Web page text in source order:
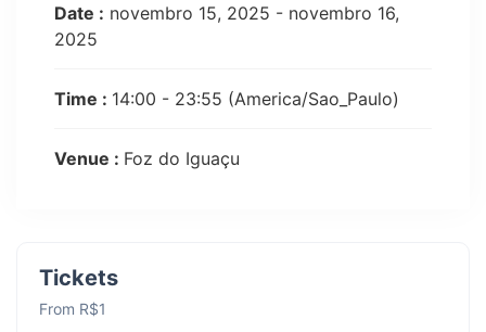
Date : novembro 15, 2025 - novembro 16,
2025
Time : 14:00 - 23:55 (America/Sao_Paulo)
Venue : Foz do Iguaçu
Tickets
From R$1